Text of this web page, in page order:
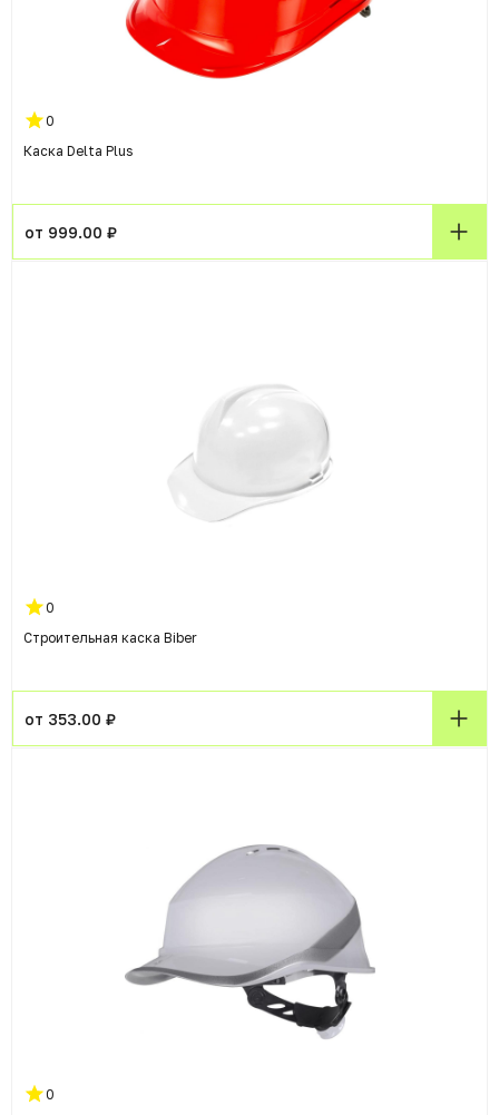
0
Каска Delta Plus
от 999.00 ₽
0
Строительная каска Biber
от 353.00 ₽
0